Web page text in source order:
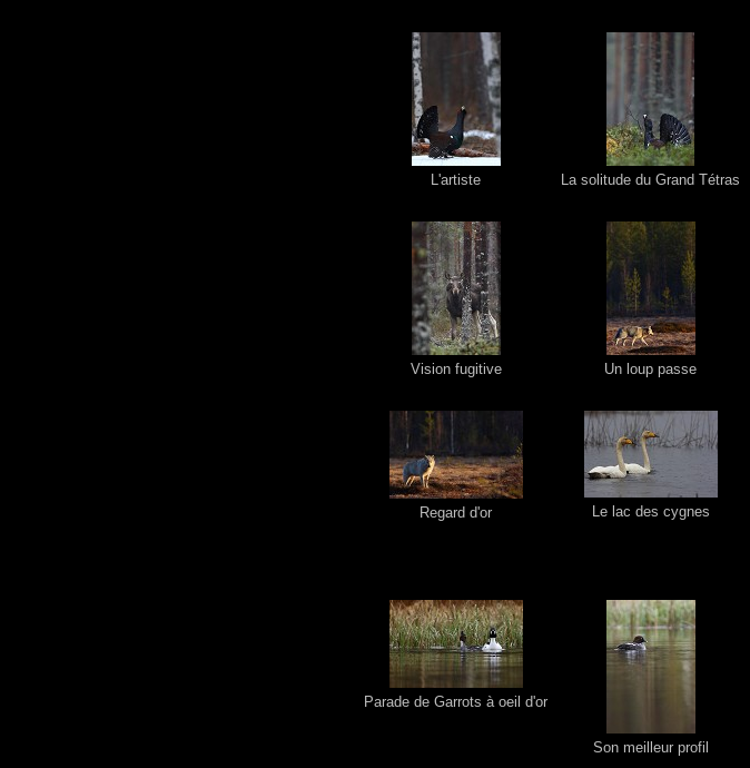
L'artiste La solitude du Grand Tétras
Vision fugitive Un loup passe
Regard d'or Le lac des cygnes
Parade de Garrots à oeil d'or
Son meilleur profil